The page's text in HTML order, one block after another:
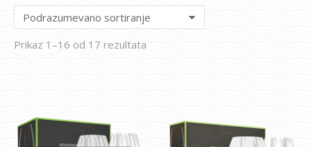
Prikaz 1–16 od 17 rezultata